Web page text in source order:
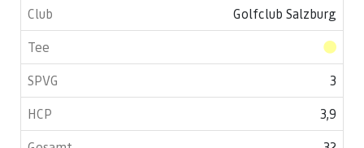
Golfclub Salzburg
3
3,9